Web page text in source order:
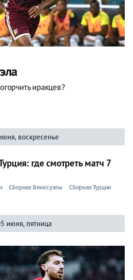
иракцев?
воскресенье
где смотреть матч 7
Сборная Венесуэлы
Сборная Турции
июня, пятница